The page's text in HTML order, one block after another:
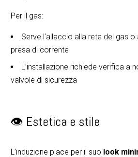
Per il gas:
Serve l’allaccio alla rete del gas
presa di corrente
L’installazione richiede verifica a
valvole di sicurezza
👁️ Estetica e stile
L’induzione piace per il suo look